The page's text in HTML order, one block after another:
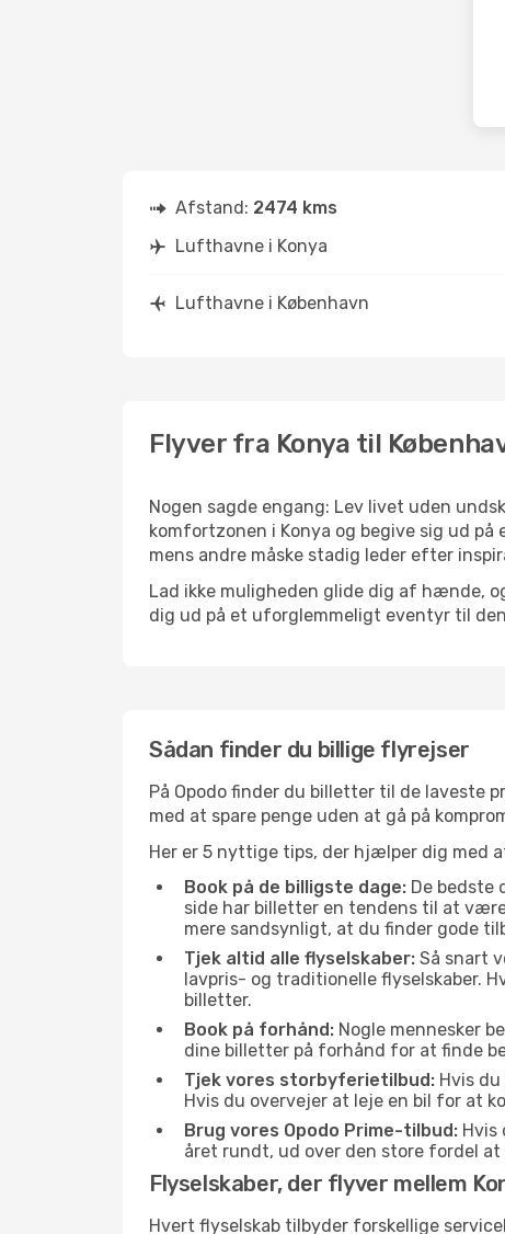
Afstand: 2474 kms
Lufthavne i Konya
Lufthavne i København
Flyver fra Konya til
Nogen sagde engang: Lev livet uden
komfortzonen i Konya og begive sig ud
mens andre måske stadig leder efter
Lad ikke muligheden glide dig af hænde,
dig ud på et uforglemmeligt eventyr til
Sådan finder du billige flyrejser
På Opodo finder du billetter til de laveste
med at spare penge uden at gå på
Her er 5 nyttige tips, der hjælper dig med
Book på de billigste dage: De bedste
side har billetter en tendens til at
mere sandsynligt, at du finder gode
Tjek altid alle flyselskaber: Så snart
lavpris- og traditionelle flyselskaber.
billetter.
Book på forhånd: Nogle mennesker
dine billetter på forhånd for at finde
Tjek vores storbyferietilbud: Hvis
Hvis du overvejer at leje en bil for at
Brug vores Opodo Prime-tilbud: Hvis
året rundt, ud over den store fordel
Flyselskaber, der flyver mellem
Hvert flyselskab tilbyder forskellige